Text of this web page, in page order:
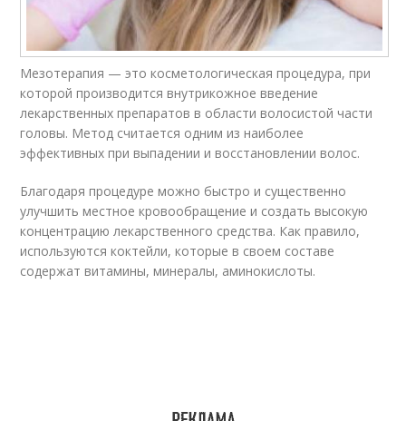
Мезотерапия — это косметологическая процедура, при
которой производится внутрикожное введение
лекарственных препаратов в области волосистой части
головы. Метод считается одним из наиболее
эффективных при выпадении и восстановлении волос.
Благодаря процедуре можно быстро и существенно
улучшить местное кровообращение и создать высокую
концентрацию лекарственного средства. Как правило,
используются коктейли, которые в своем составе
содержат витамины, минералы, аминокислоты.